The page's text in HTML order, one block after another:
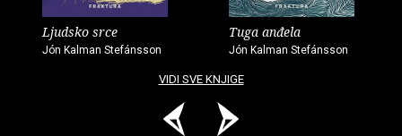
Ljudsko srce
Jón Kalman Stefánsson
Tuga anđela
Jón Kalman Stefánsson
VIDI SVE KNJIGE